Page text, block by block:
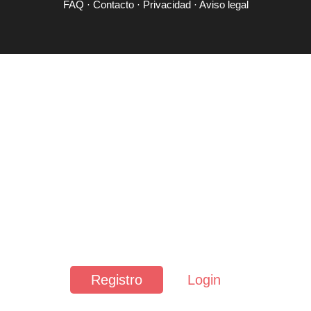
Registro Login
FAQ · Contacto· Privacidad· Aviso legal